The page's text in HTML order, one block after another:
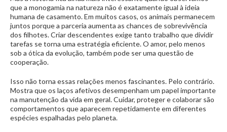
que a monogamia na natureza não é exatamente igual à ideia
humana de casamento. Em muitos casos, os animais permanecem
juntos porque a parceria aumenta as chances de sobrevivência
dos filhotes. Criar descendentes exige tanto trabalho que dividir
tarefas se torna uma estratégia eficiente. O amor, pelo menos
sob a ótica da evolução, também pode ser uma questão de
cooperação.
Isso não torna essas relações menos fascinantes. Pelo contrário.
Mostra que os laços afetivos desempenham um papel importante
na manutenção da vida em geral. Cuidar, proteger e colaborar são
comportamentos que aparecem repetidamente em diferentes
espécies espalhadas pelo planeta.